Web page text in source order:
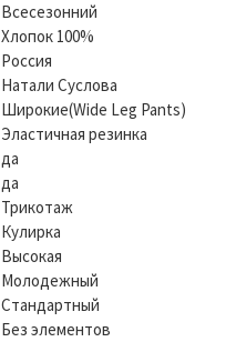
Всесезонний
Хлопок 100%
Россия
Натали Суслова
Широкие(Wide Leg Pants)
Эластичная резинка
да
да
Трикотаж
Кулирка
Высокая
Молодежный
Стандартный
Без элементов